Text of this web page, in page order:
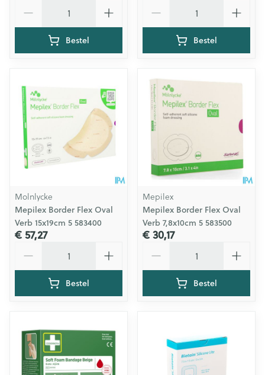
Bestel Bestel
Molnlycke
Mepilex Border Flex Oval
Verb 15x19cm 5 583400
€ 57,27
Bestel
Mepilex
Mepilex Border Flex Oval
Verb 7,8x10cm 5 583500
€ 30,17
Bestel